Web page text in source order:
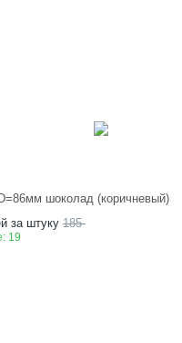
шоколад (коричневый)
за штуку 185
19